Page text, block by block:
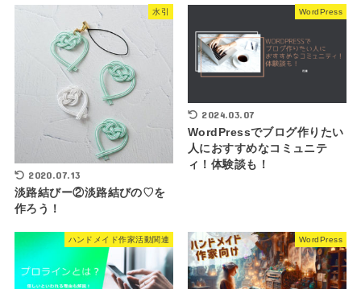
水引
2020.07.13
淡路結びー②淡路結びの♡を
作ろう！
WordPress
2024.03.07
WordPressでブログ作りたい
人におすすめなコミュニテ
ィ！体験談も！
ハンドメイド作家活動関連 WordPress